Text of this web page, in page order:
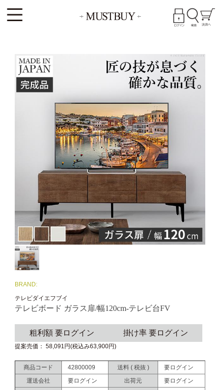
BRAND:
テレビダイエフブイ
テレビボード ガラス扉/幅120cm-テレビ台FV
粗利額 要ログイン 掛け率 要ログイン
提案売価： 58,091円(税込み63,900円)
商品コード 42800009 送料 ( 税抜 )
要ログイン
運送会社
要ログイン 出荷元
要ログイン